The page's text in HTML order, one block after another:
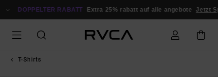
ZUR
DOPPELTER RABATT Extra 25% rabatt auf alle angebote Jetzt
T-Shirts